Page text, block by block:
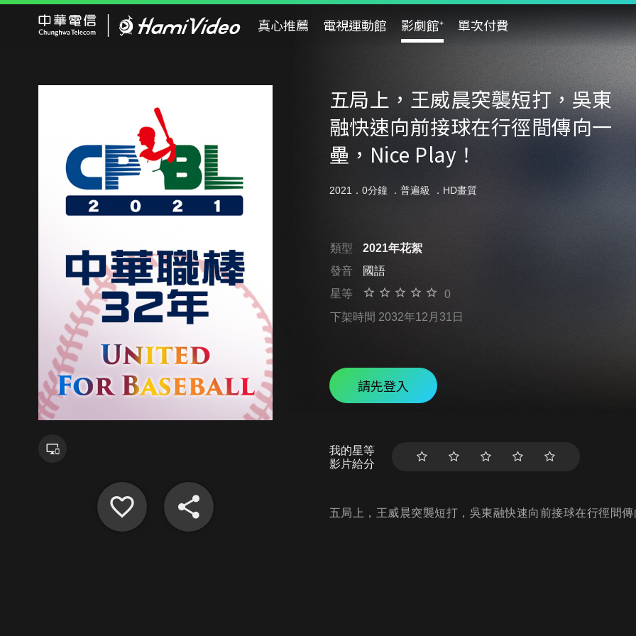
真心推薦 電視運動館 影劇館⁺ 單次付費
五局上，王威晨突襲短打，吳東
融快速向前接球在行徑間傳向一
壘，Nice Play！
2021．0分鐘 ． 普遍級 ．HD畫質
類型
2021年花絮
發音
國語
星等
0
下架時間 2032年12月31日
請先登入
我的星等
影片給分
五局上，王威晨突襲短打，吳東融快速向前接球在行徑間